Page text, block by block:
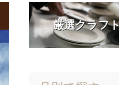
厳選クラフ